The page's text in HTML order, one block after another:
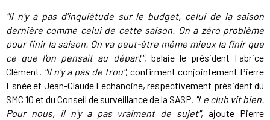
"Il n'y a pas d'inquiétude sur le budget, celui de la saison
dernière comme celui de cette saison. On a zéro problème
pour finir la saison. On va peut-être même mieux la finir que
ce que l'on pensait au départ", balaie le président Fabrice
Clément. "Il n'y a pas de trou", confirment conjointement Pierre
Esnée et Jean-Claude Lechanoine, respectivement président du
SMC 10 et du Conseil de surveillance de la SASP. "Le club vit bien.
Pour nous, il n'y a pas vraiment de sujet", ajoute Pierre